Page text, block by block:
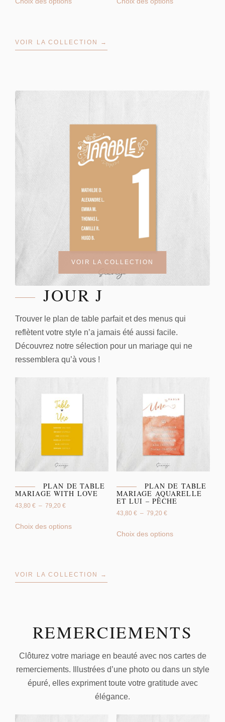
VOIR LA COLLECTION →
VOIR LA COLLECTION
JOUR J
Trouver le plan de table parfait et des menus qui
reflètent votre style n’a jamais été aussi facile.
Découvrez notre sélection pour un mariage qui ne
ressemblera qu’à vous !
PLAN DE TABLE
MARIAGE WITH LOVE
43,80 € – 79,20 €
Choix des options
PLAN DE TABLE
MARIAGE AQUARELLE
ET LUI – PÊCHE
43,80 € – 79,20 €
Choix des options
VOIR LA COLLECTION →
REMERCIEMENTS
Clôturez votre mariage en beauté avec nos cartes de
remerciements. Illustrées d’une photo ou dans un style
épuré, elles expriment toute votre gratitude avec
élégance.